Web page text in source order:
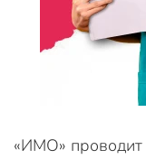
«ИМО» проводит